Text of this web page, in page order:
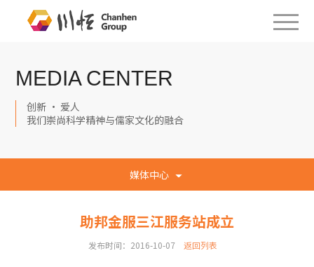
MEDIA CENTER
创新 · 爱人
我们崇尚科学精神与儒家文化的融合
媒体中心
助邦金服三江服务站成立
发布时间：2016-10-07 返回列表